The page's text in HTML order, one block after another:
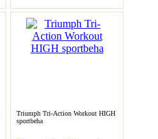
Triumph Tri-Action Workout HIGH
sportbeha